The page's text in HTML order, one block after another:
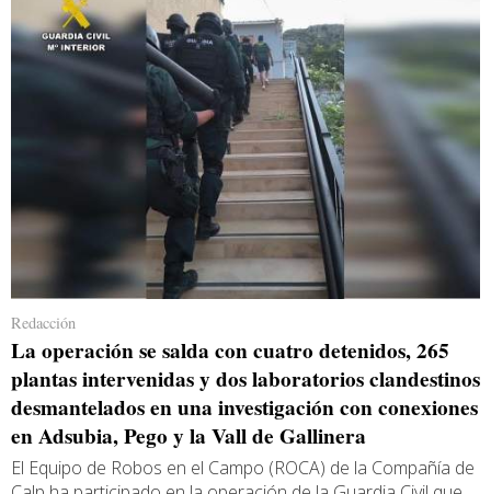
Redacción
La operación se salda con cuatro detenidos, 265
plantas intervenidas y dos laboratorios clandestinos
desmantelados en una investigación con conexiones
en Adsubia, Pego y la Vall de Gallinera
El Equipo de Robos en el Campo (ROCA) de la Compañía de